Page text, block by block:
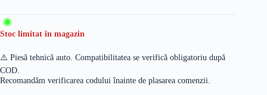
Stoc limitat în magazin
⚠️ Piesă tehnică auto. Compatibilitatea se verifică obligatoriu după
COD.
Recomandăm verificarea codului înainte de plasarea comenzii.